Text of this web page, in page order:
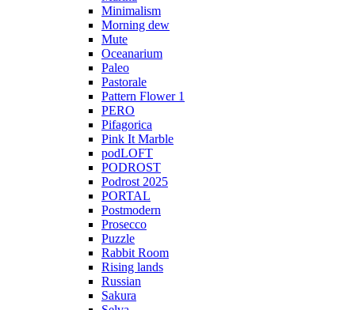
Minimalism
Morning dew
Mute
Oceanarium
Paleo
Pastorale
Pattern Flower 1
PERO
Pifagorica
Pink It Marble
podLOFT
PODROST
Podrost 2025
PORTAL
Postmodern
Prosecco
Puzzle
Rabbit Room
Rising lands
Russian
Sakura